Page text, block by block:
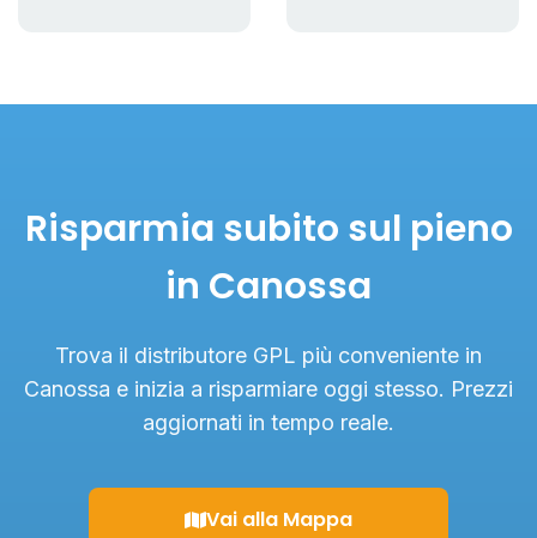
Risparmia subito sul pieno
in Canossa
Trova il distributore GPL più conveniente in
Canossa e inizia a risparmiare oggi stesso. Prezzi
aggiornati in tempo reale.
Vai alla Mappa